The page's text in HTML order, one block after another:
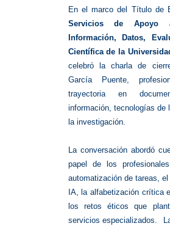
En el marco del Título de
Servicios de Apoyo
Información, Datos,
Científica de la
celebró la charla de
García Puente,
trayectoria en
información, tecnologías de
la investigación.
La conversación abordó
papel de los
automatización de tareas,
IA, la alfabetización crítica
los retos éticos que
servicios especializados.